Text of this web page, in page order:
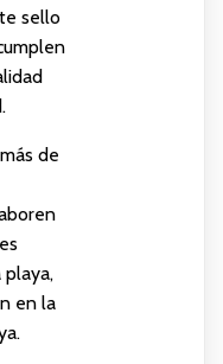
sello
de
en la